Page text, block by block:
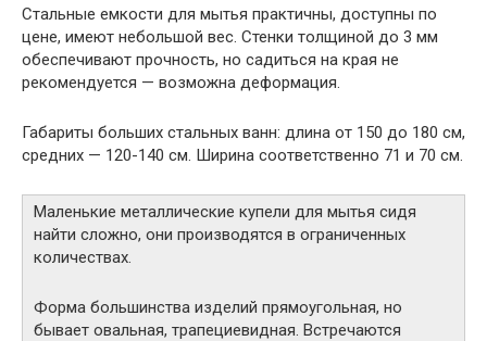
Стальные емкости для мытья практичны, доступны по
цене, имеют небольшой вес. Стенки толщиной до 3 мм
обеспечивают прочность, но садиться на края не
рекомендуется — возможна деформация.
Габариты больших стальных ванн: длина от 150 до 180 см,
средних — 120-140 см. Ширина соответственно 71 и 70 см.
Маленькие металлические купели для мытья сидя
найти сложно, они производятся в ограниченных
количествах.
Форма большинства изделий прямоугольная, но
бывает овальная, трапециевидная. Встречаются